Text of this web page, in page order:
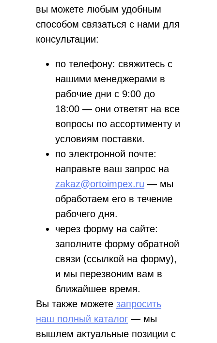
вы можете любым удобным
способом связаться с нами для
консультации:
по телефону: свяжитесь с
нашими менеджерами в
рабочие дни с 9:00 до
18:00 — они ответят на все
вопросы по ассортименту и
условиям поставки.
по электронной почте:
направьте ваш запрос на
zakaz@ortoimpex.ru — мы
обработаем его в течение
рабочего дня.
через форму на сайте:
заполните форму обратной
связи (ссылкой на форму),
и мы перезвоним вам в
ближайшее время.
Вы также можете запросить
наш полный каталог — мы
вышлем актуальные позиции с